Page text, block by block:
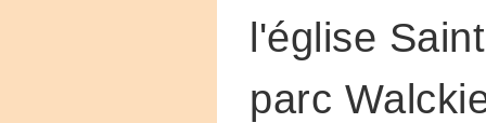
l'église
parc